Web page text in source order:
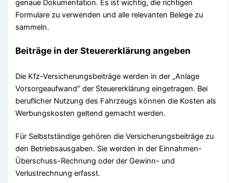
genaue Dokumentation. Es ist wichtig, die richtigen
Formulare zu verwenden und alle relevanten Belege zu
sammeln.
Beiträge in der Steuererklärung angeben
Die Kfz-Versicherungsbeiträge werden in der „Anlage
Vorsorgeaufwand“ der Steuererklärung eingetragen. Bei
beruflicher Nutzung des Fahrzeugs können die Kosten als
Werbungskosten geltend gemacht werden.
Für Selbstständige gehören die Versicherungsbeiträge zu
den Betriebsausgaben. Sie werden in der Einnahmen-
Überschuss-Rechnung oder der Gewinn- und
Verlustrechnung erfasst.